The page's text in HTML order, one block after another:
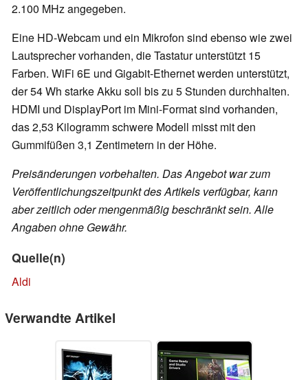
2.100 MHz angegeben.
Eine HD-Webcam und ein Mikrofon sind ebenso wie zwei
Lautsprecher vorhanden, die Tastatur unterstützt 15
Farben. WiFi 6E und Gigabit-Ethernet werden unterstützt,
der 54 Wh starke Akku soll bis zu 5 Stunden durchhalten.
HDMI und DisplayPort im Mini-Format sind vorhanden,
das 2,53 Kilogramm schwere Modell misst mit den
Gummifüßen 3,1 Zentimetern in der Höhe.
Preisänderungen vorbehalten. Das Angebot war zum
Veröffentlichungszeitpunkt des Artikels verfügbar, kann
aber zeitlich oder mengenmäßig beschränkt sein. Alle
Angaben ohne Gewähr.
Quelle(n)
Aldi
Verwandte Artikel